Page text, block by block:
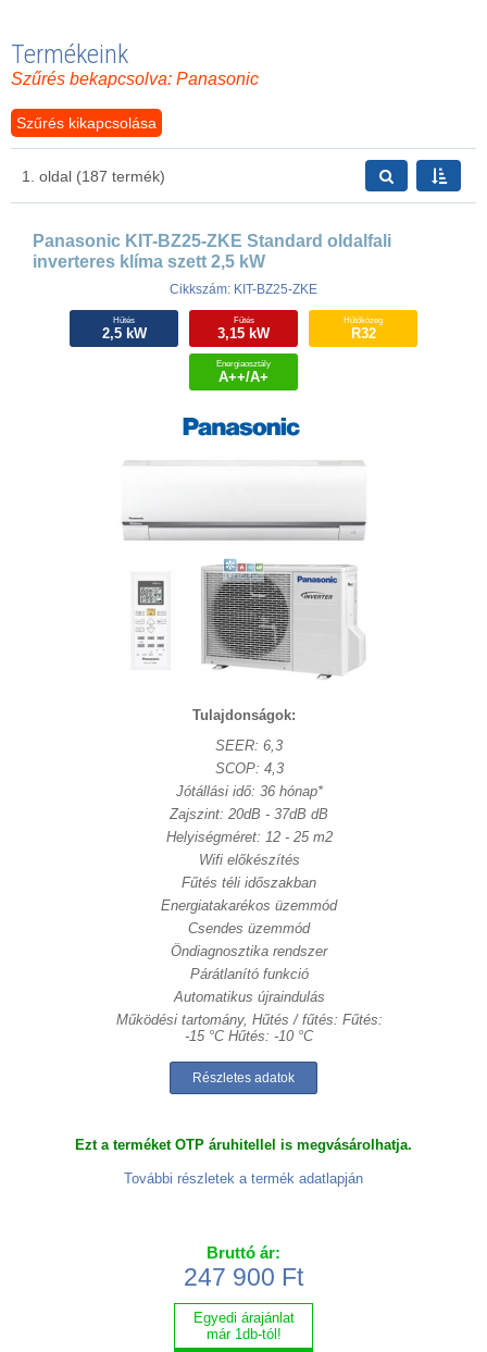
Termékeink
Szűrés bekapcsolva: Panasonic
Szűrés kikapcsolása
1. oldal (187 termék)
Panasonic KIT-BZ25-ZKE Standard oldalfali
inverteres klíma szett 2,5 kW
Cikkszám: KIT-BZ25-ZKE
Hűtés
2,5 kW
Fűtés
3,15 kW
Hűtőközeg
R32
Energiaosztály
A++/A+
Tulajdonságok:
SEER: 6,3
SCOP: 4,3
Jótállási idő: 36 hónap*
Zajszint: 20dB - 37dB dB
Helyiségméret: 12 - 25 m2
Wifi előkészítés
Fűtés téli időszakban
Energiatakarékos üzemmód
Csendes üzemmód
Öndiagnosztika rendszer
Párátlanító funkció
Automatikus újraindulás
Működési tartomány, Hűtés / fűtés: Fűtés:
-15 °C Hűtés: -10 °C
Részletes adatok
Ezt a terméket OTP áruhitellel is megvásárolhatja.
További részletek a termék adatlapján
Bruttó ár:
247 900 Ft
Egyedi árajánlat
már 1db-tól!